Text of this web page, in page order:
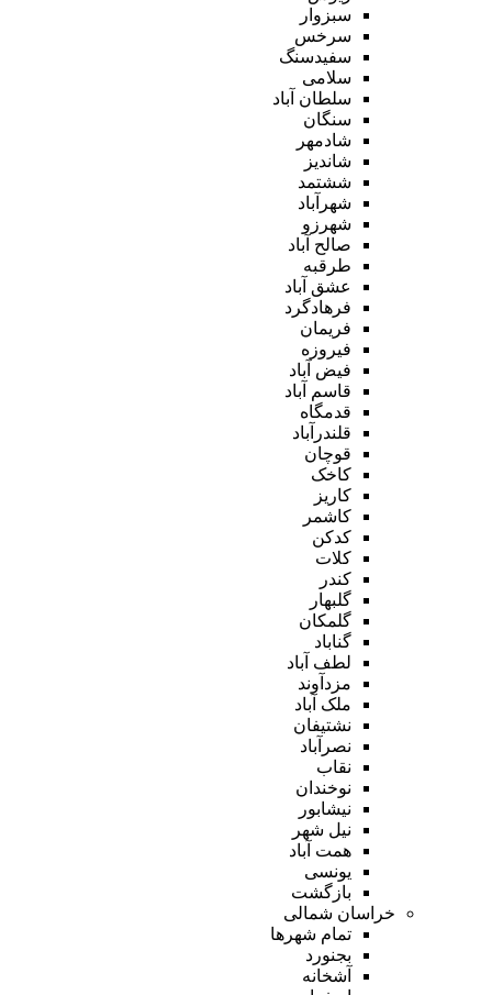
سبزوار
سرخس
سفیدسنگ
سلامی
سلطان آباد
سنگان
شادمهر
شاندیز
ششتمد
شهرآباد
شهرزو
صالح آباد
طرقبه
عشق آباد
فرهادگرد
فریمان
فیروزه
فیض آباد
قاسم آباد
قدمگاه
قلندرآباد
قوچان
کاخک
کاریز
کاشمر
کدکن
کلات
کندر
گلبهار
گلمکان
گناباد
لطف آباد
مزدآوند
ملک آباد
نشتیفان
نصرآباد
نقاب
نوخندان
نیشابور
نیل شهر
همت آباد
یونسی
بازگشت
خراسان شمالی
تمام شهر‌ها
بجنورد
آشخانه